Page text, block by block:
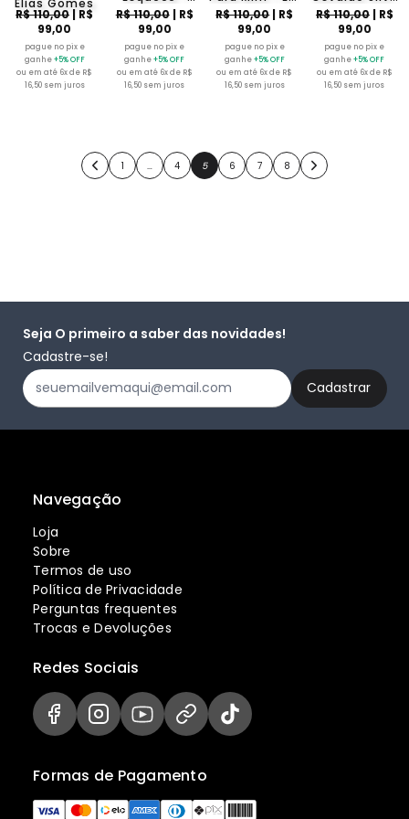
Elias Gomes
R$ 110,00 | R$
99,00
pague no pix e
ganhe+5% OFF
ou em até 6x de R$
16,50 sem juros
Estevão
Santos
R$ 110,00| R$
99,00
pague no pix e
ganhe+5% OFF
ou em até 6x de R$
16,50 sem juros
Rodrigues
R$ 110,00| R$
99,00
pague no pix e
ganhe+5% OFF
ou em até 6x de R$
16,50 sem juros
feat Oseias O
Semeador
R$ 110,00| R$
99,00
pague no pix e
ganhe+5% OFF
ou em até 6x de R$
16,50 sem juros
1 … 4 5 6 7 8
Seja O primeiro a saber das novidades!
Cadastre-se!
Navegação
Loja
Sobre
Termos de uso
Política de Privacidade
Perguntas frequentes
Trocas e Devoluções
Formas de Pagamento
Redes Sociais